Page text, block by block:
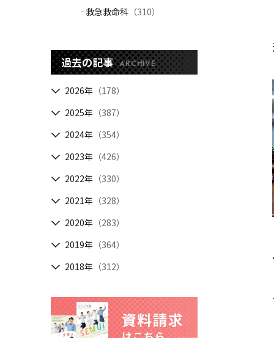
救急救命科 （310）
過去の記事 ARCHIVE
2026年 （178）
2025年 （387）
2024年 （354）
2023年 （426）
2022年 （330）
2021年 （328）
2020年 （283）
2019年 （364）
2018年 （312）